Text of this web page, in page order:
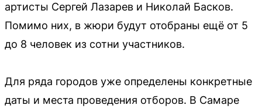
артисты Сергей Лазарев и Николай Басков.
Помимо них, в жюри будут отобраны ещё от 5
до 8 человек из сотни участников.
Для ряда городов уже определены конкретные
даты и места проведения отборов. В Самаре